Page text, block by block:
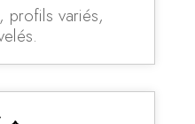
profils variés,